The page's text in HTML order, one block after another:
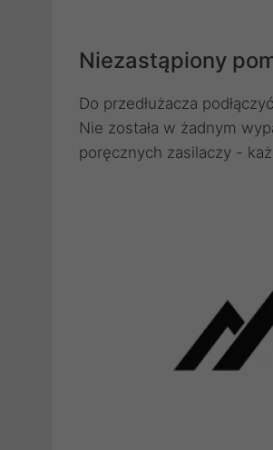
Niezastąpiony
Do przedłużacza
Nie została w żadnym
poręcznych zasilaczy -